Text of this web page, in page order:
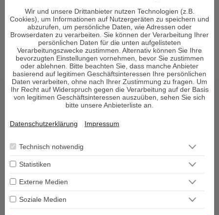
Tarotkarten Bedeutung
Reguläre Webseite
Tarot & Kartenlegen
Astrologie & Horoskope
Psych. Lebensberatung
Beruf & Karriere
Berater werden
Wir und unsere Drittanbieter nutzen Technologien (z.B.
Cookies), um Informationen auf Nutzergeräten zu speichern und
abzurufen, um persönliche Daten, wie Adressen oder
Browserdaten zu verarbeiten. Sie können der Verarbeitung Ihrer
persönlichen Daten für die unten aufgelisteten
Verarbeitungszwecke zustimmen. Alternativ können Sie Ihre
bevorzugten Einstellungen vornehmen, bevor Sie zustimmen
oder ablehnen. Bitte beachten Sie, dass manche Anbieter
basierend auf legitimen Geschäftsinteressen Ihre persönlichen
Daten verarbeiten, ohne nach Ihrer Zustimmung zu fragen. Um
Ihr Recht auf Widerspruch gegen die Verarbeitung auf der Basis
von legitimen Geschäftsinteressen auszuüben, sehen Sie sich
bitte unsere Anbieterliste an.
Datenschutzerklärung Impressum
Technisch notwendig
Statistiken
Externe Medien
Soziale Medien